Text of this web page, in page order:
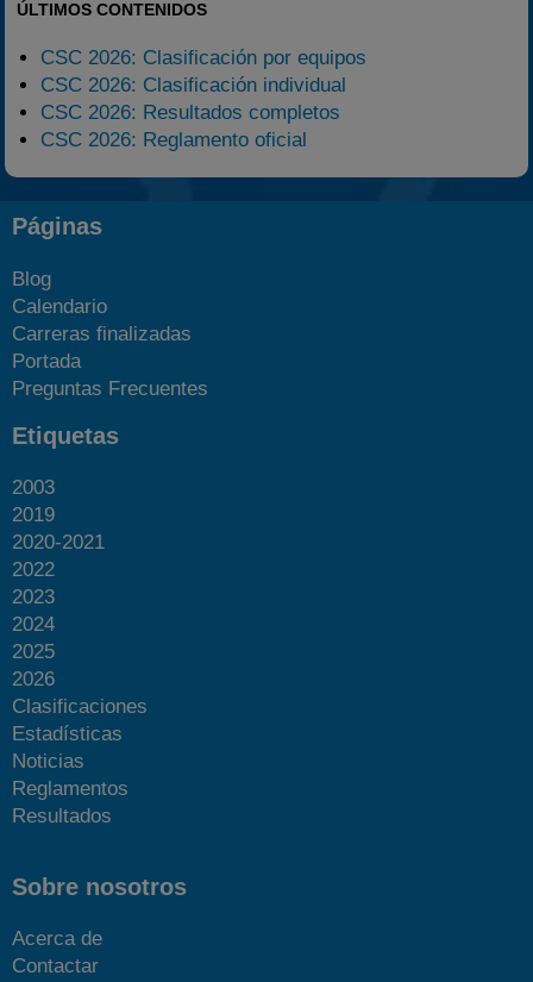
ÚLTIMOS CONTENIDOS
CSC 2026: Clasificación por equipos
CSC 2026: Clasificación individual
CSC 2026: Resultados completos
CSC 2026: Reglamento oficial
Páginas
Blog
Calendario
Carreras finalizadas
Portada
Preguntas Frecuentes
Etiquetas
2003
2019
2020-2021
2022
2023
2024
2025
2026
Clasificaciones
Estadísticas
Noticias
Reglamentos
Resultados
Sobre nosotros
Acerca de
Contactar